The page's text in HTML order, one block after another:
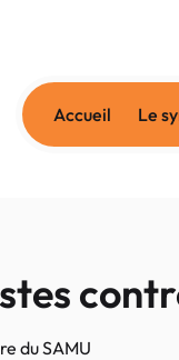
Accueil Le
du SAMU